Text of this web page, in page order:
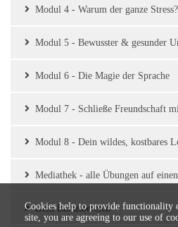
Modul 4 - Warum der ganze Stress?
Modul 5 - Bewusster & gesunder
Modul 6 - Die Magie der Sprache
Modul 7 - Schließe Freundschaft
Modul 8 - Dein wildes, kostbares
Mediathek - alle Übungen auf
Dein Bonusbereich
Cookies help to provide functionality
site, you are agreeing to our use of